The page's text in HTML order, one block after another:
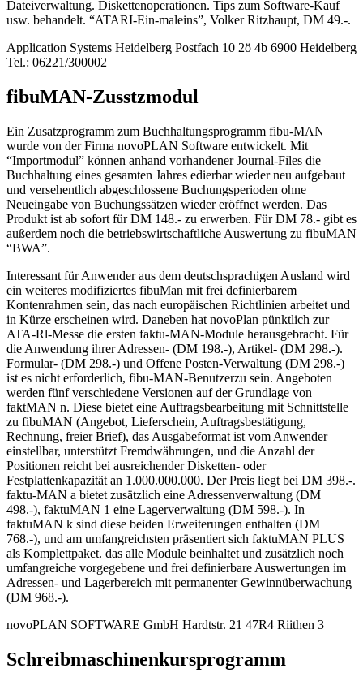
Dateiverwaltung. Diskettenoperationen. Tips zum Software-Kauf
usw. behandelt. “ATARI-Ein-maleins”, Volker Ritzhaupt, DM 49.-.
Application Systems Heidelberg Postfach 10 2ö 4b 6900 Heidelberg
Tel.: 06221/300002
fibuMAN-Zusstzmodul
Ein Zusatzprogramm zum Buchhaltungsprogramm fibu-MAN
wurde von der Firma novoPLAN Software entwickelt. Mit
“Importmodul” können anhand vorhandener Journal-Files die
Buchhaltung eines gesamten Jahres edierbar wieder neu aufgebaut
und versehentlich abgeschlossene Buchungsperioden ohne
Neueingabe von Buchungssätzen wieder eröffnet werden. Das
Produkt ist ab sofort für DM 148.- zu erwerben. Für DM 78.- gibt es
außerdem noch die betriebswirtschaftliche Auswertung zu fibuMAN
“BWA”.
Interessant für Anwender aus dem deutschsprachigen Ausland wird
ein weiteres modifiziertes fibuMan mit frei definierbarem
Kontenrahmen sein, das nach europäischen Richtlinien arbeitet und
in Kürze erscheinen wird. Daneben hat novoPlan pünktlich zur
ATA-Rl-Messe die ersten faktu-MAN-Module herausgebracht. Für
die Anwendung ihrer Adressen- (DM 198.-), Artikel- (DM 298.-).
Formular- (DM 298.-) und Offene Posten-Verwaltung (DM 298.-)
ist es nicht erforderlich, fibu-MAN-Benutzerzu sein. Angeboten
werden fünf verschiedene Versionen auf der Grundlage von
faktMAN n. Diese bietet eine Auftragsbearbeitung mit Schnittstelle
zu fibuMAN (Angebot, Lieferschein, Auftragsbestätigung,
Rechnung, freier Brief), das Ausgabeformat ist vom Anwender
einstellbar, unterstützt Fremdwährungen, und die Anzahl der
Positionen reicht bei ausreichender Disketten- oder
Festplattenkapazität an 1.000.000.000. Der Preis liegt bei DM 398.-.
faktu-MAN a bietet zusätzlich eine Adressenverwaltung (DM
498.-), faktuMAN 1 eine Lagerverwaltung (DM 598.-). In
faktuMAN k sind diese beiden Erweiterungen enthalten (DM
768.-), und am umfangreichsten präsentiert sich faktuMAN PLUS
als Komplettpaket. das alle Module beinhaltet und zusätzlich noch
umfangreiche vorgegebene und frei definierbare Auswertungen im
Adressen- und Lagerbereich mit permanenter Gewinnüberwachung
(DM 968.-).
novoPLAN SOFTWARE GmbH Hardtstr. 21 47R4 Riithen 3
Schreibmaschinenkursprogramm